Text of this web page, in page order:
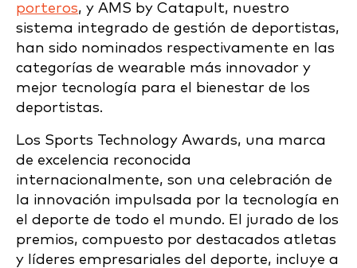
porteros, y AMS by Catapult, nuestro
sistema integrado de gestión de deportistas,
han sido nominados respectivamente en las
categorías de wearable más innovador y
mejor tecnología para el bienestar de los
deportistas.
Los Sports Technology Awards, una marca
de excelencia reconocida
internacionalmente, son una celebración de
la innovación impulsada por la tecnología en
el deporte de todo el mundo. El jurado de los
premios, compuesto por destacados atletas
y líderes empresariales del deporte, incluye a